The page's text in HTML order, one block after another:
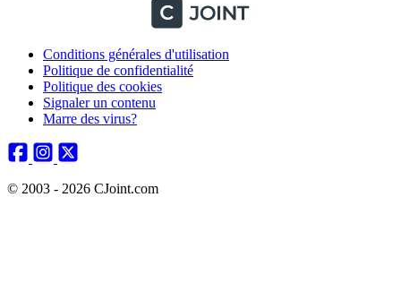
Conditions générales d'utilisation
Politique de confidentialité
Politique des cookies
Signaler un contenu
Marre des virus?
© 2003 - 2026 CJoint.com